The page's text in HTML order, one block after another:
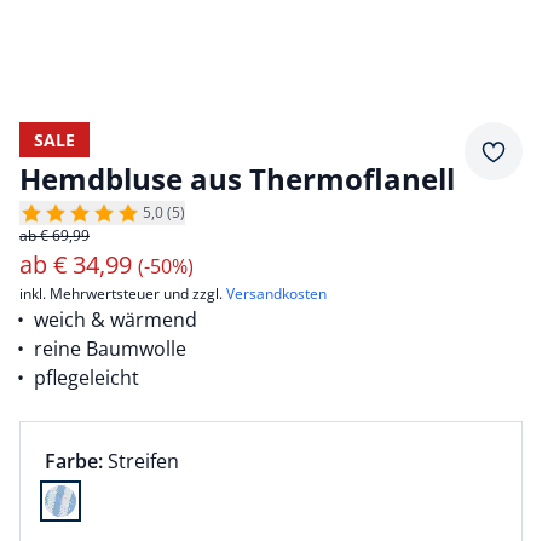
SALE
Hemdbluse aus Thermoflanell
5,0 (5)
ab € 69,99
ab€ 34,99 (-50%)
inkl. Mehrwertsteuer und zzgl.Versandkosten
weich & wärmend
reine Baumwolle
pflegeleicht
Farbauswahl:
Farbe:aktuell ausgewählt:
Streifen
Farbe Streifen ausgewählt